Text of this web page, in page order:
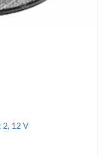
2, 12 V